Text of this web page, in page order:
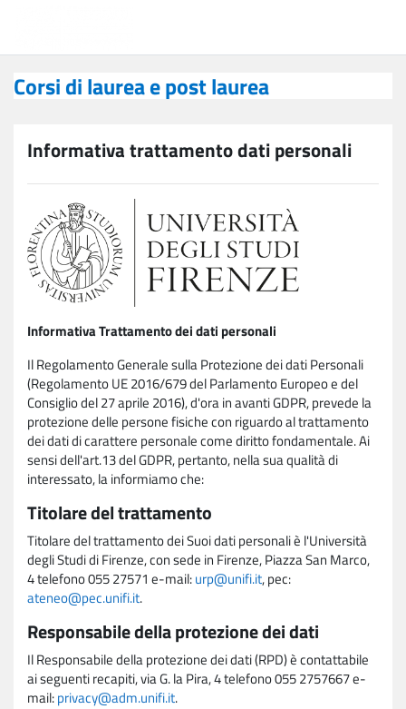
Corsi di laurea e post laurea
Informativa trattamento dati personali
Informativa Trattamento dei dati personali
Il Regolamento Generale sulla Protezione dei dati Personali
(Regolamento UE 2016/679 del Parlamento Europeo e del
Consiglio del 27 aprile 2016), d'ora in avanti GDPR, prevede la
protezione delle persone fisiche con riguardo al trattamento
dei dati di carattere personale come diritto fondamentale. Ai
sensi dell'art.13 del GDPR, pertanto, nella sua qualità di
interessato, la informiamo che:
Titolare del trattamento
Titolare del trattamento dei Suoi dati personali è l'Università
degli Studi di Firenze, con sede in Firenze, Piazza San Marco,
4 telefono 055 27571 e-mail:urp@unifi.it, pec:
ateneo@pec.unifi.it.
Responsabile della protezione dei dati
Il Responsabile della protezione dei dati (RPD) è contattabile
ai seguenti recapiti, via G. la Pira, 4 telefono 055 2757667 e-
mail:privacy@adm.unifi.it.